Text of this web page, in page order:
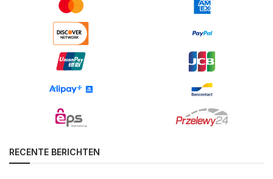
RECENTE BERICHTEN